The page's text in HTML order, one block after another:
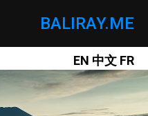
BALIRAY.ME
EN 中文 FR